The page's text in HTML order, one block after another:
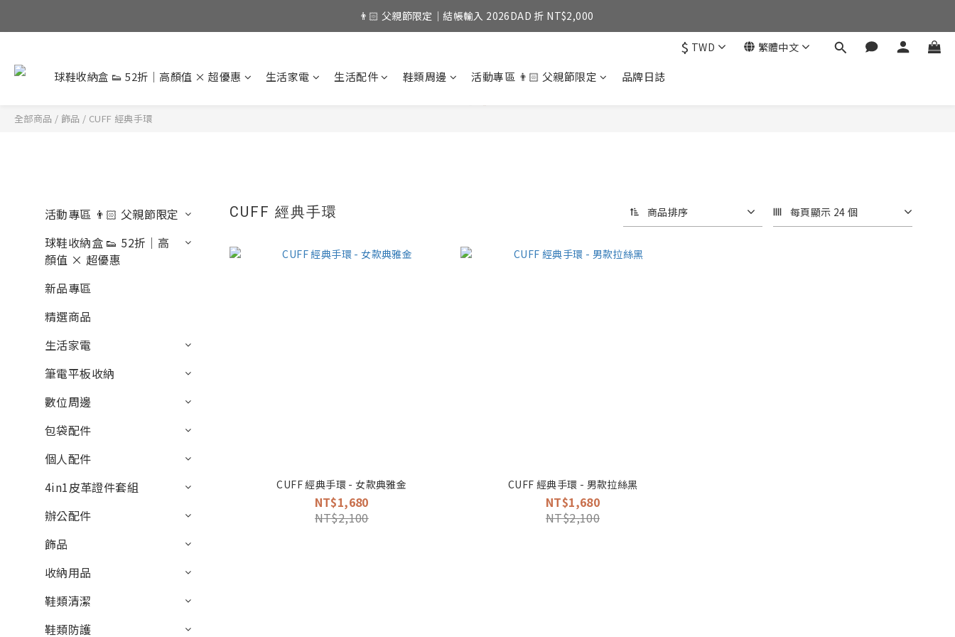
👨🏻 父親節限定｜結帳輸入 2026DAD 折 NT$2,000
$ TWD 繁體中文
球鞋收納盒 👟 52折｜高顏值 × 超優惠 生活家電 生活配件 鞋類周邊 活動專區 👨🏻 父親節限定 品牌日誌
全部商品 / 飾品 / CUFF 經典手環
活動專區 👨🏻 父親節限定
球鞋收納盒 👟 52折｜高
顏值 × 超優惠
新品專區
精選商品
生活家電
筆電平板收納
數位周邊
包袋配件
個人配件
4in1皮革證件套組
辦公配件
飾品
收納用品
鞋類清潔
鞋類防護
CUFF 經典手環 商品排序 每頁顯示 24 個
CUFF 經典手環 - 女款典雅金
NT$1,680
NT$2,100
CUFF 經典手環 - 男款拉絲黑
NT$1,680
NT$2,100